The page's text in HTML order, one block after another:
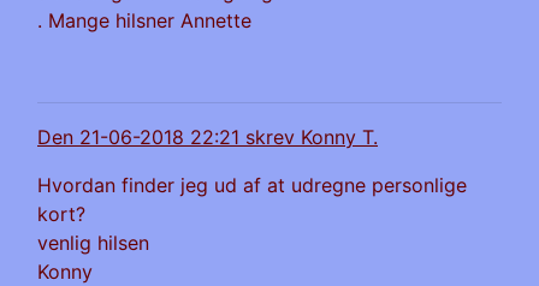
. Mange hilsner Annette
Den 21-06-2018 22:21 skrev Konny T.
Hvordan finder jeg ud af at udregne personlige
kort?
venlig hilsen
Konny